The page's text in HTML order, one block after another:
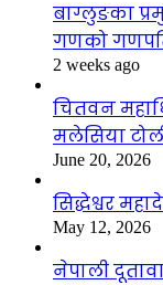
बाग्लुङका
गणको
2 weeks ago
चितवन
मलेसिया
June 20, 2026
सिद्धेश्वर
May 12, 2026
नेपाली